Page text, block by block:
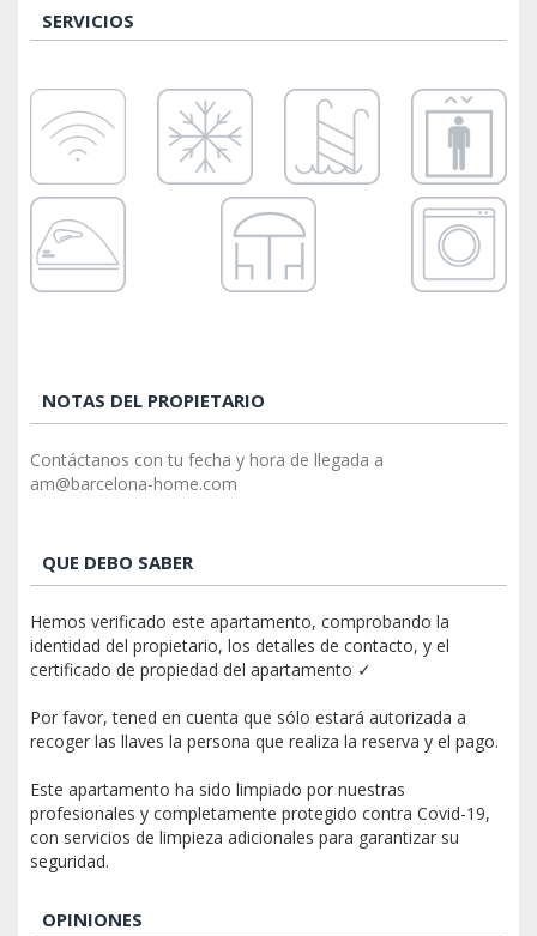
SERVICIOS
NOTAS DEL PROPIETARIO
Contáctanos con tu fecha y hora de llegada a
am@barcelona-home.com
QUE DEBO SABER
Hemos verificado este apartamento, comprobando la
identidad del propietario, los detalles de contacto, y el
certificado de propiedad del apartamento ✓
Por favor, tened en cuenta que sólo estará autorizada a
recoger las llaves la persona que realiza la reserva y el pago.
Este apartamento ha sido limpiado por nuestras
profesionales y completamente protegido contra Covid-19,
con servicios de limpieza adicionales para garantizar su
seguridad.
OPINIONES